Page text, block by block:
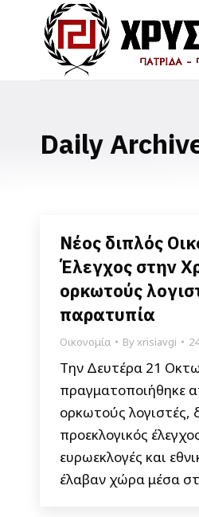
Daily
Νέος διπλός
Έλεγχος στην
ορκωτούς
παρατυπία
Οικονομία Byxrisiavgi
Την Δευτέρα 21
πραγματοποιήθηκε
ορκωτούς λογιστές,
προεκλογικός
ευρωεκλογές και
έλαβαν χώρα μέσα